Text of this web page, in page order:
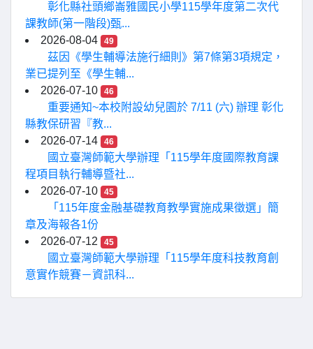
彰化縣社頭鄉崙雅國民小學115學年度第二次代
課教師(第一階段)甄...
2026-08-04
49
茲因《學生輔導法施行細則》第7條第3項規定，
業已提列至《學生輔...
2026-07-10
46
重要通知~本校附設幼兒園於 7/11 (六) 辦理 彰化
縣教保研習『教...
2026-07-14
46
國立臺灣師範大學辦理「115學年度國際教育課
程項目執行輔導暨社...
2026-07-10
45
「115年度金融基礎教育教學實施成果徵選」簡
章及海報各1份
2026-07-12
45
國立臺灣師範大學辦理「115學年度科技教育創
意實作競賽－資訊科...